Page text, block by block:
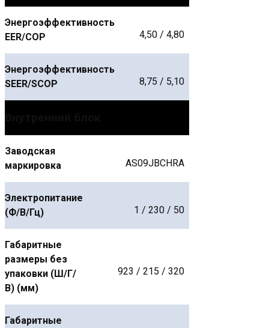
Энергоэффективность
EER/COP
4,50 / 4,80
Энергоэффективность
SEER/SCOP
8,75 / 5,10
Заводская
маркировка
AS09JBCHRA
Электропитание
(Ф/В/Гц)
1 / 230 / 50
Габаритные
размеры без
упаковки (Ш/Г/
В) (мм)
923 / 215 / 320
Габаритные